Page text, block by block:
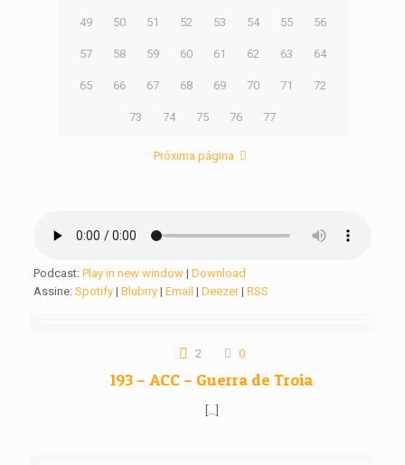
49 50 51 52 53 54 55 56
57 58 59 60 61 62 63 64
65 66 67 68 69 70 71 72
73 74 75 76 77
Próxima página
Podcast:Play in new window |Download
Assine:Spotify |Blubrry |Email |Deezer|RSS
2 0
193 – ACC – Guerra de Troia
[…]